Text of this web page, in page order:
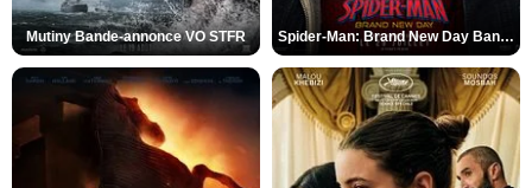
Mutiny Bande-annonce VO STFR Spider-Man: Brand New Day Bande-annonce VO STFR